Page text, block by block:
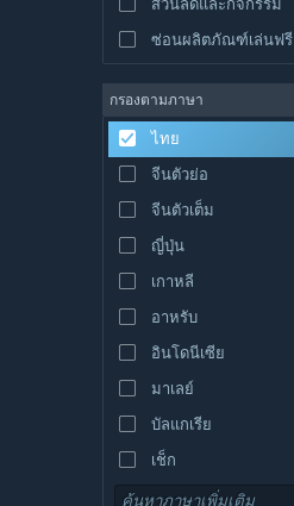
ซ่อนผลิตภัณฑ์เล่นฟรี
กรองตามภาษา
ไทย
จีนตัวย่อ
จีนตัวเต็ม
ญี่ปุ่น
เกาหลี
อาหรับ
อินโดนีเซีย
มาเลย์
บัลแกเรีย
เช็ก
เดนมาร์ก